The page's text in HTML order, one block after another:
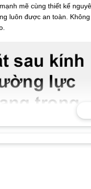
mẽ cùng thiết kế
luôn được an toàn.